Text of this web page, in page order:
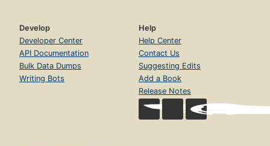
Develop
Developer Center
API Documentation
Bulk Data Dumps
Writing Bots
Help
Help Center
Contact Us
Suggesting Edits
Add a Book
Release Notes